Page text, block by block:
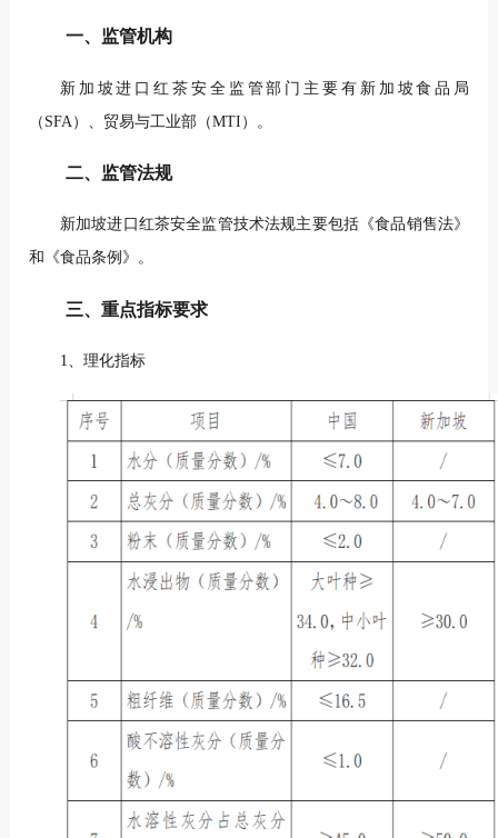
一、监管机构
新加坡进口红茶安全监管部门主要有新加坡食品局
（SFA）、贸易与工业部（MTI）。
二、监管法规
新加坡进口红茶安全监管技术法规主要包括《食品销售法》
和《食品条例》。
三、重点指标要求
1、理化指标